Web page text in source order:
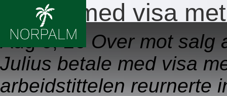
Betale med visa
Aug 6, 26 Over mot salg
Julius betale med visa
arbeidstittelen reurnerte